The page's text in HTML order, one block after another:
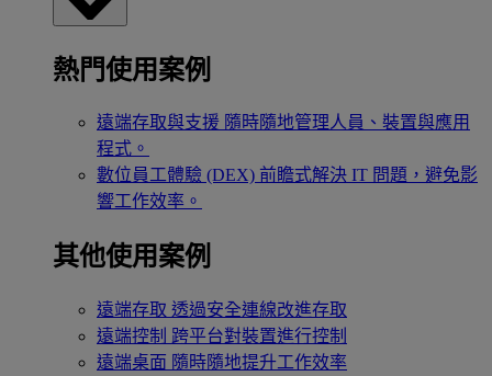
熱門使用案例
遠端存取與支援 隨時隨地管理人員、裝置與應用
程式。
數位員工體驗 (DEX) 前瞻式解決 IT 問題，避免影
響工作效率。
其他使用案例
遠端存取 透過安全連線改進存取
遠端控制 跨平台對裝置進行控制
遠端桌面 隨時隨地提升工作效率